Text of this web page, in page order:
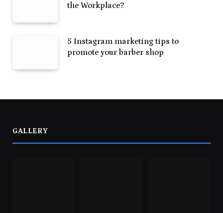
the Workplace?
5 Instagram marketing tips to
promote your barber shop
GALLERY